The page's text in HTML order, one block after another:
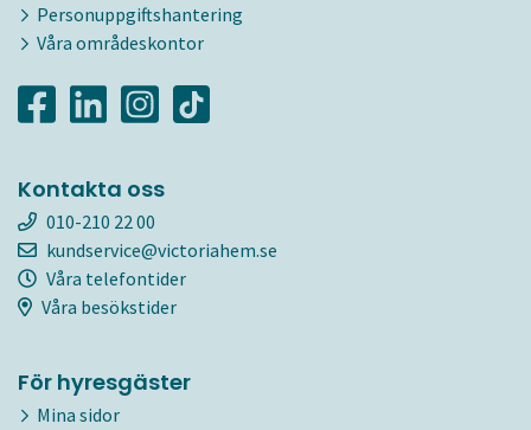
Personuppgiftshantering
Våra områdeskontor
Kontakta oss
010-210 22 00
kundservice@victoriahem.se
Våra telefontider
Våra besökstider
För hyresgäster
Mina sidor